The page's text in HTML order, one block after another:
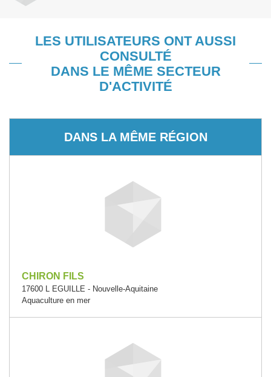
LES UTILISATEURS ONT AUSSI
CONSULTÉ
DANS LE MÊME SECTEUR
D'ACTIVITÉ
DANS LA MÊME RÉGION
CHIRON FILS
17600 L EGUILLE - Nouvelle-Aquitaine
Aquaculture en mer